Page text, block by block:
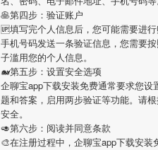
🥞第四步：验证账户
🆙填写完个人信息后，您可能需要进行
手机号码发送一条验证信息，您需要
子滥用您的个人信息。
🐋第五步：设置安全选项
企聊宝app下载安装免费通常要求您设
题和答案，启用两步验证等功能。请
安全。
🥑第六步：阅读并同意条款
🎨在注册过程中， 企聊宝app下载安装